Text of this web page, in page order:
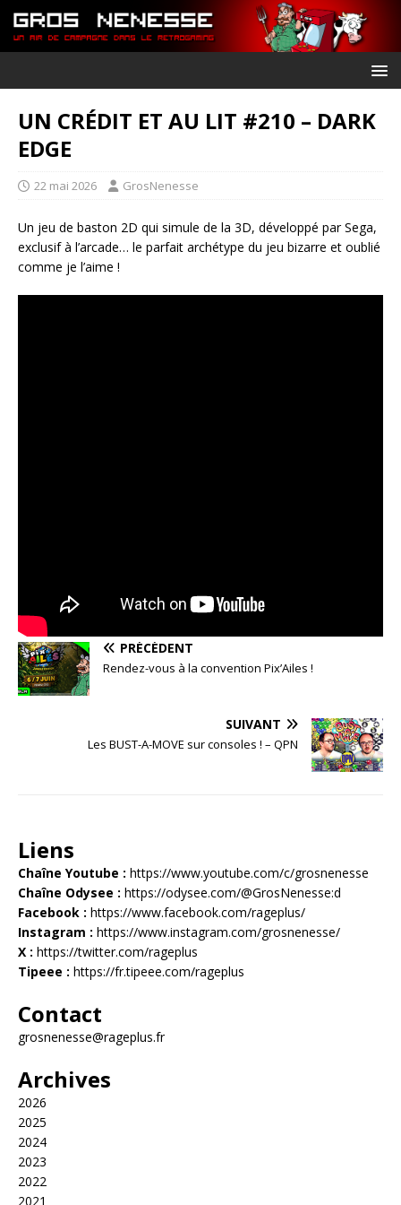
UN CRÉDIT ET AU LIT #210 – DARK
EDGE
22 mai 2026 GrosNenesse
Un jeu de baston 2D qui simule de la 3D, développé par Sega,
exclusif à l’arcade… le parfait archétype du jeu bizarre et oublié
comme je l’aime !
PRÉCÉDENT
Rendez-vous à la convention Pix’Ailes !
SUIVANT
Les BUST-A-MOVE sur consoles ! – QPN
Liens
Chaîne Youtube : https://www.youtube.com/c/grosnenesse
Chaîne Odysee : https://odysee.com/@GrosNenesse:d
Facebook : https://www.facebook.com/rageplus/
Instagram : https://www.instagram.com/grosnenesse/
X : https://twitter.com/rageplus
Tipeee : https://fr.tipeee.com/rageplus
Contact
grosnenesse@rageplus.fr
Archives
2026
2025
2024
2023
2022
2021